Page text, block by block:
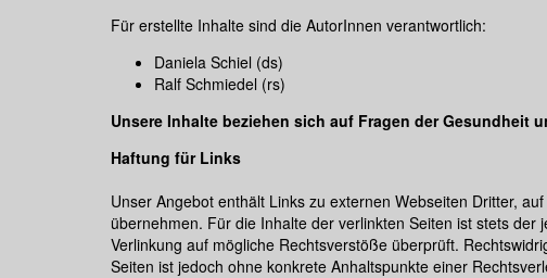
Für erstellte Inhalte sind die AutorInnen verantwortlich:
Daniela Schiel (ds)
Ralf Schmiedel (rs)
Unsere Inhalte beziehen sich auf Fragen der Gesundheit
Haftung für Links
Unser Angebot enthält Links zu externen Webseiten Dritter,
übernehmen. Für die Inhalte der verlinkten Seiten ist stets
Verlinkung auf mögliche Rechtsverstöße überprüft.
Seiten ist jedoch ohne konkrete Anhaltspunkte einer